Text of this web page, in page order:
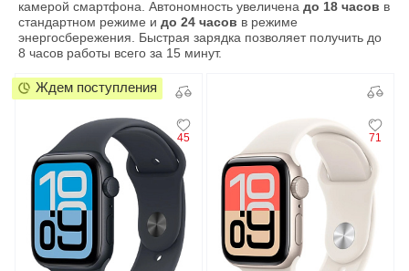
камерой смартфона. Автономность увеличена до 18 часов в
стандартном режиме и до 24 часов в режиме
энергосбережения. Быстрая зарядка позволяет получить до
8 часов работы всего за 15 минут.
45
Ждем поступления
71